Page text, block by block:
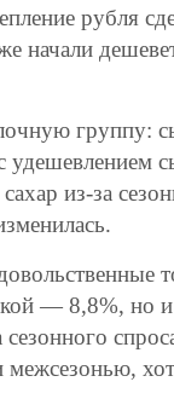
рубля
начали
группу:
из-за
— 8,8%, но
межсезонью,